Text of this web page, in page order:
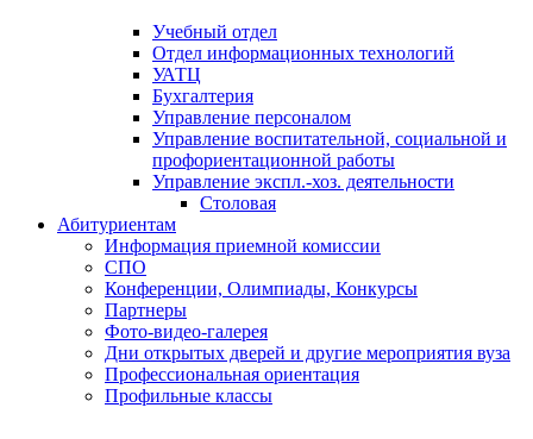
Учебный отдел
Отдел информационных технологий
УАТЦ
Бухгалтерия
Управление персоналом
Управление воспитательной, социальной и
профориентационной работы
Управление экспл.-хоз. деятельности
Столовая
Абитуриентам
Информация приемной комиссии
СПО
Конференции, Олимпиады, Конкурсы
Партнеры
Фото-видео-галерея
Дни открытых дверей и другие мероприятия вуза
Профессиональная ориентация
Профильные классы